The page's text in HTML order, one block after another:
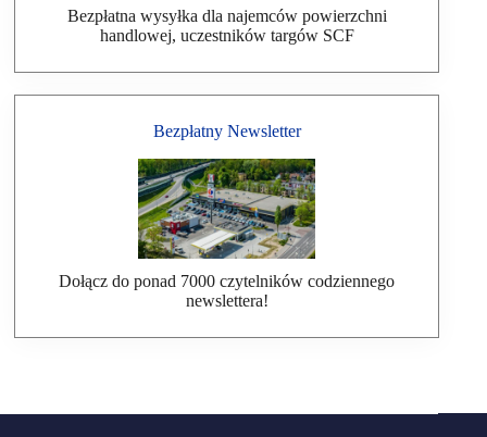
Bezpłatna wysyłka dla najemców powierzchni
handlowej, uczestników targów SCF
Bezpłatny Newsletter
Dołącz do ponad 7000 czytelników codziennego
newslettera!